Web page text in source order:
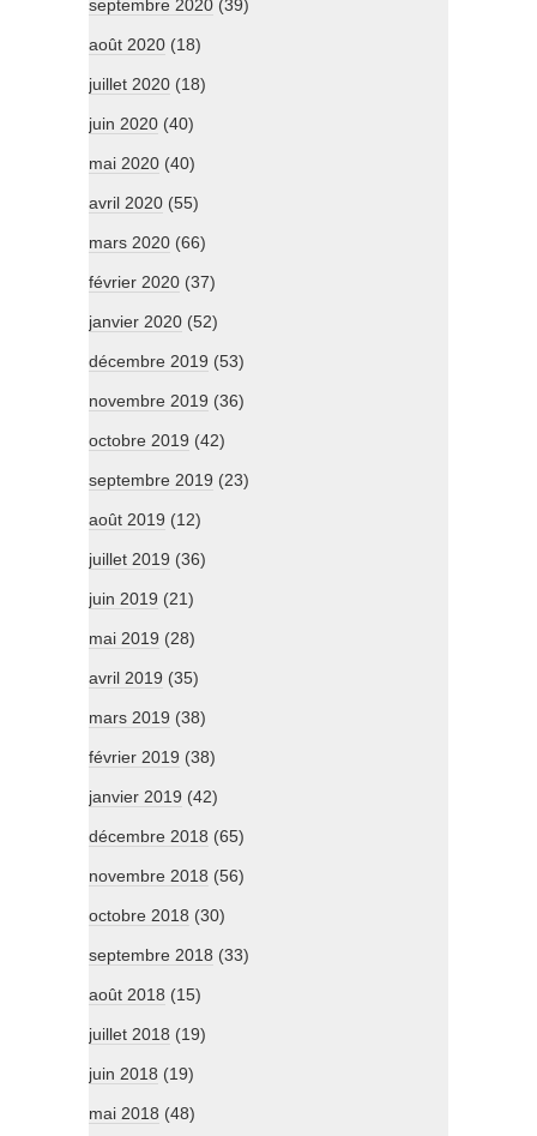
septembre 2020 (39)
août 2020 (18)
juillet 2020 (18)
juin 2020 (40)
mai 2020 (40)
avril 2020 (55)
mars 2020 (66)
février 2020 (37)
janvier 2020 (52)
décembre 2019 (53)
novembre 2019 (36)
octobre 2019 (42)
septembre 2019 (23)
août 2019 (12)
juillet 2019 (36)
juin 2019 (21)
mai 2019 (28)
avril 2019 (35)
mars 2019 (38)
février 2019 (38)
janvier 2019 (42)
décembre 2018 (65)
novembre 2018 (56)
octobre 2018 (30)
septembre 2018 (33)
août 2018 (15)
juillet 2018 (19)
juin 2018 (19)
mai 2018 (48)